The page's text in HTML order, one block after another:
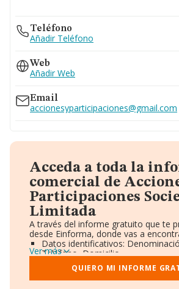
Teléfono
Añadir Teléfono
Web
Añadir Web
Email
accionesyparticipaciones@gmail.com
Acceda a toda la
comercial de
Participaciones
Limitada
A través del informe gratuito que te
desde Einforma, donde vas a
Datos identificativos:
Teléfono, Domicilio.
Informe Mercantil Completo
Gráficos de Evolución Ventas y
Consejo de Administración y
Ver más
QUIERO MI INFORME